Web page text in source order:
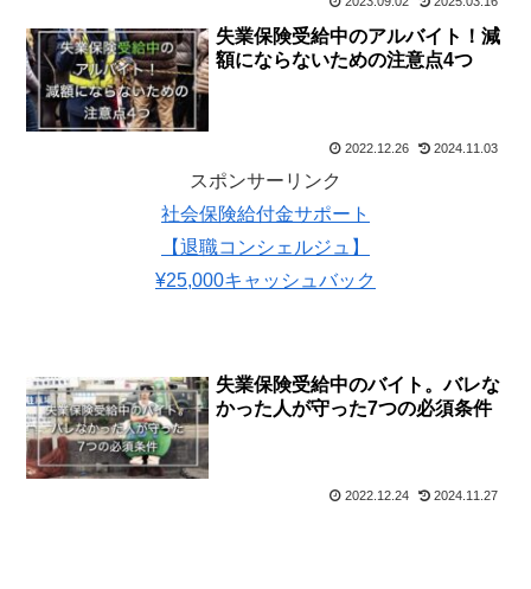
失業保険受給中のアルバイト！減
額にならないための注意点4つ
2022.12.26 2024.11.03
スポンサーリンク
社会保険給付金サポート
【退職コンシェルジュ】
¥25,000キャッシュバック
失業保険受給中のバイト。バレな
かった人が守った7つの必須条件
2022.12.24 2024.11.27